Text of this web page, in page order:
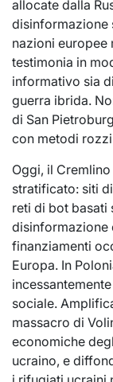
allocate dalla
disinformazione
nazioni europee
testimonia in
informativo sia
guerra ibrida.
di San
con metodi
Oggi, il
stratificato: siti
reti di bot basati
disinformazione
finanziamenti
Europa. In
sociale.
massacro di
economiche
ucraino, e